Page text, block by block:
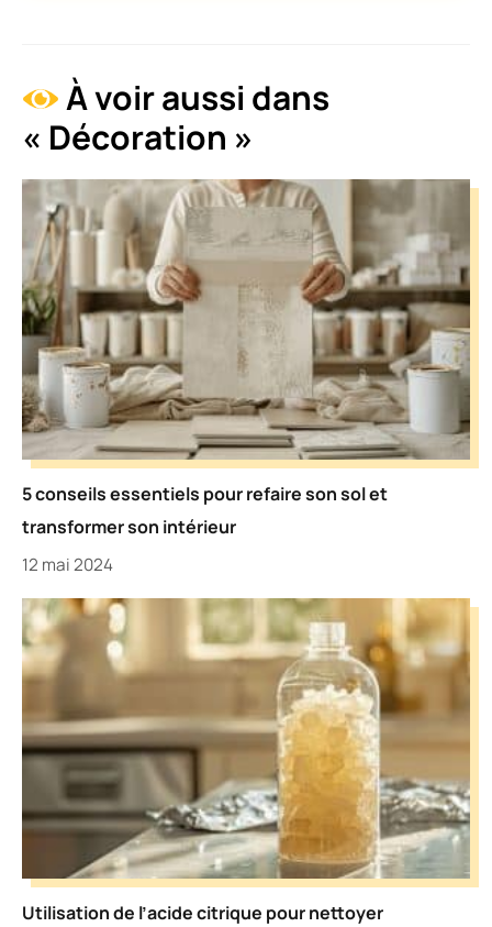
À voir aussi dans
« Décoration »
5 conseils essentiels pour refaire son sol et
transformer son intérieur
12 mai 2024
Utilisation de l’acide citrique pour nettoyer